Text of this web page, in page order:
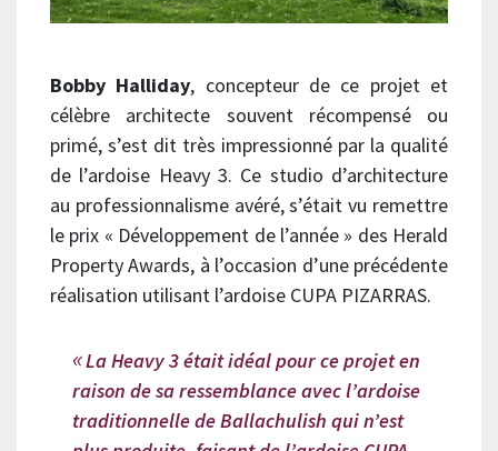
Bobby Halliday, concepteur de ce projet et
célèbre architecte souvent récompensé ou
primé, s’est dit très impressionné par la qualité
de l’ardoise Heavy 3. Ce studio d’architecture
au professionnalisme avéré, s’était vu remettre
le prix « Développement de l’année » des Herald
Property Awards, à l’occasion d’une précédente
réalisation utilisant l’ardoise CUPA PIZARRAS.
La Heavy 3 était idéal pour ce projet en
raison de sa ressemblance avec l’ardoise
traditionnelle de Ballachulish qui n’est